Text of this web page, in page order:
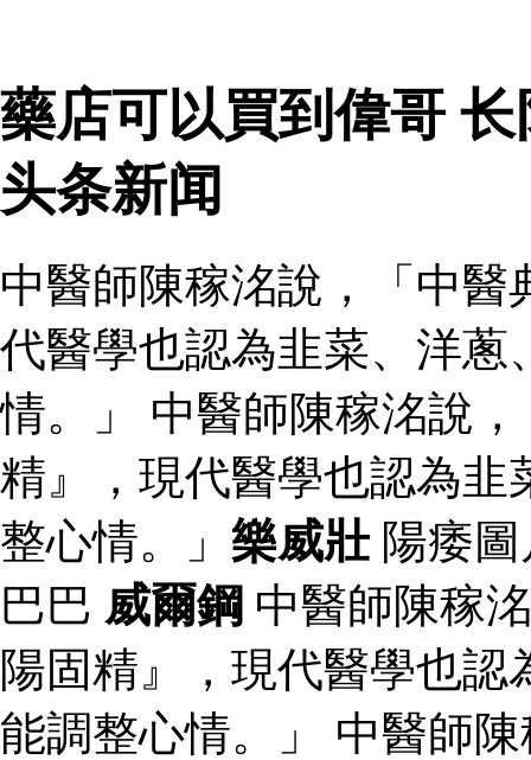
藥店可以買到偉哥
头条新闻
中醫師陳稼洺說，「中
代醫學也認為韭菜、洋蔥
情。」 中醫師陳稼洺說
精』，現代醫學也認為韭
整心情。」 樂威壯陽痿圖
巴巴 威爾鋼 中醫師陳稼
陽固精』，現代醫學也
能調整心情。」 中醫師